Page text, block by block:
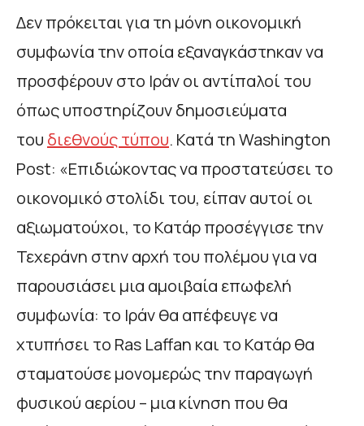
Δεν πρόκειται για τη μόνη οικονομική
συμφωνία την οποία εξαναγκάστηκαν να
προσφέρουν στο Ιράν οι αντίπαλοί του
όπως υποστηρίζουν δημοσιεύματα
του διεθνούς τύπου. Κατά τη Washington
Post: «Επιδιώκοντας να προστατεύσει το
οικονομικό στολίδι του, είπαν αυτοί οι
αξιωματούχοι, το Κατάρ προσέγγισε την
Τεχεράνη στην αρχή του πολέμου για να
παρουσιάσει μια αμοιβαία επωφελή
συμφωνία: το Ιράν θα απέφευγε να
χτυπήσει το Ras Laffan και το Κατάρ θα
σταματούσε μονομερώς την παραγωγή
φυσικού αερίου – μια κίνηση που θα